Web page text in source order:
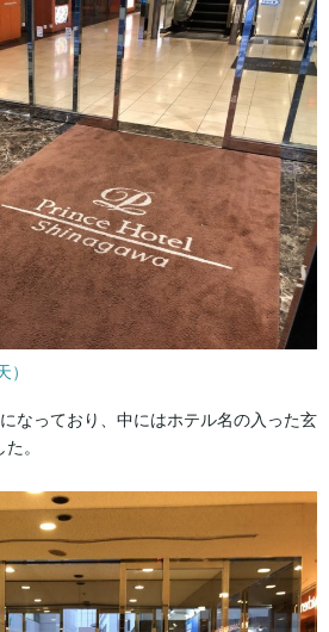
）
なっており、中にはホテル名の入った玄
。